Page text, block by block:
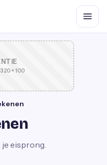
× 100
je eisprong.